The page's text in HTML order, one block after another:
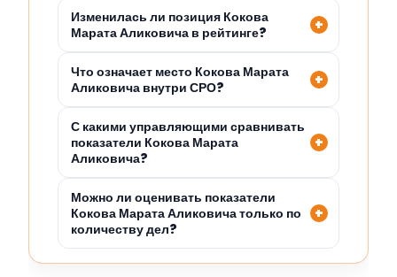
Изменилась ли позиция Кокова
Марата Аликовича в рейтинге?
Что означает место Кокова Марата
Аликовича внутри СРО?
С какими управляющими сравнивать
показатели Кокова Марата
Аликовича?
Можно ли оценивать показатели
Кокова Марата Аликовича только по
количеству дел?